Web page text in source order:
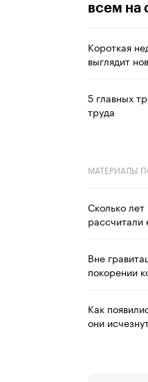
всем на
Короткая
выглядит
5 главных
труда
МАТЕРИАЛЫ
Сколько
рассчитали
Вне
покорении
Как
они